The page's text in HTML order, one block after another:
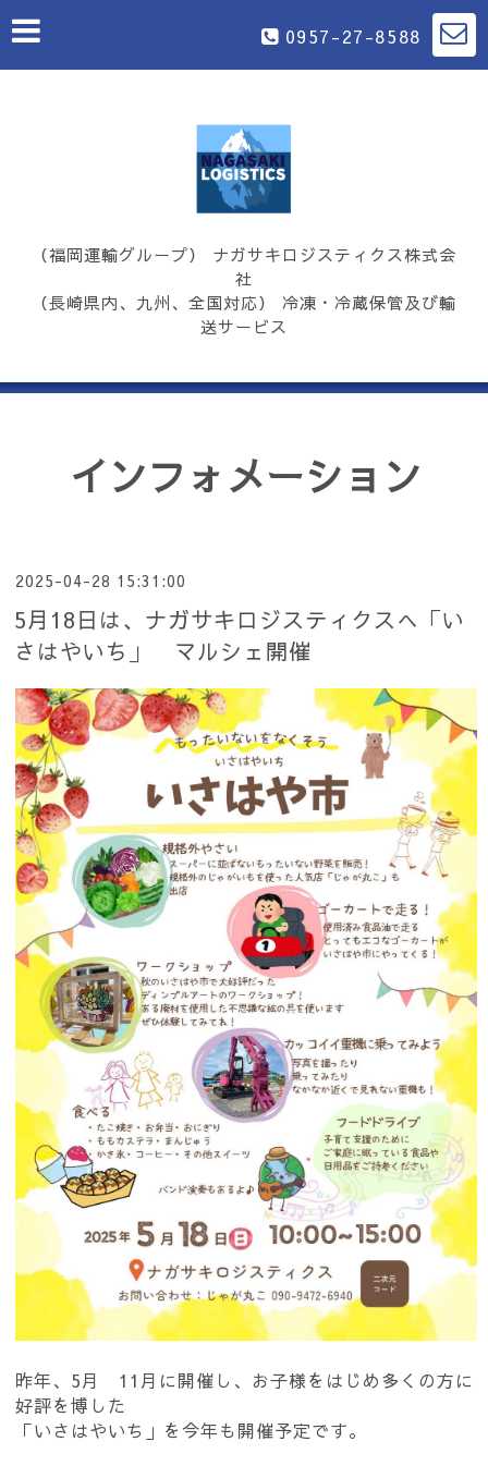
0957-27-8588
（福岡運輸グループ） ナガサキロジスティクス株式会
社
（長崎県内、九州、全国対応） 冷凍・冷蔵保管及び輸
送サービス
インフォメーション
2025-04-28 15:31:00
5月18日は、ナガサキロジスティクスへ「い
さはやいち」 マルシェ開催
昨年、5月 11月に開催し、お子様をはじめ多くの方に
好評を博した
「いさはやいち」を今年も開催予定です。